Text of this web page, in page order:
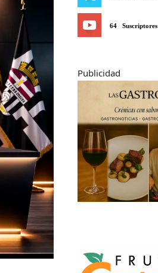
64 Suscriptores
Publicidad